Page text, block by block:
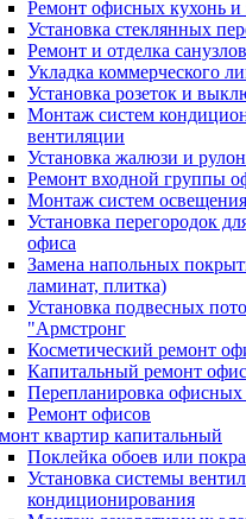
Ремонт офисных кухонь и
Установка стеклянных
Ремонт и отделка
Укладка коммерческого
Установка розеток и
Монтаж систем
вентиляции
Установка жалюзи и
Ремонт входной группы
Монтаж систем
Установка перегородок
офиса
Замена напольных
ламинат, плитка)
Установка подвесных
"Армстронг
Косметический ремонт
Капитальный ремонт
Перепланировка
Ремонт офисов
квартир капитальный
Поклейка обоев или
Установка системы
кондиционирования